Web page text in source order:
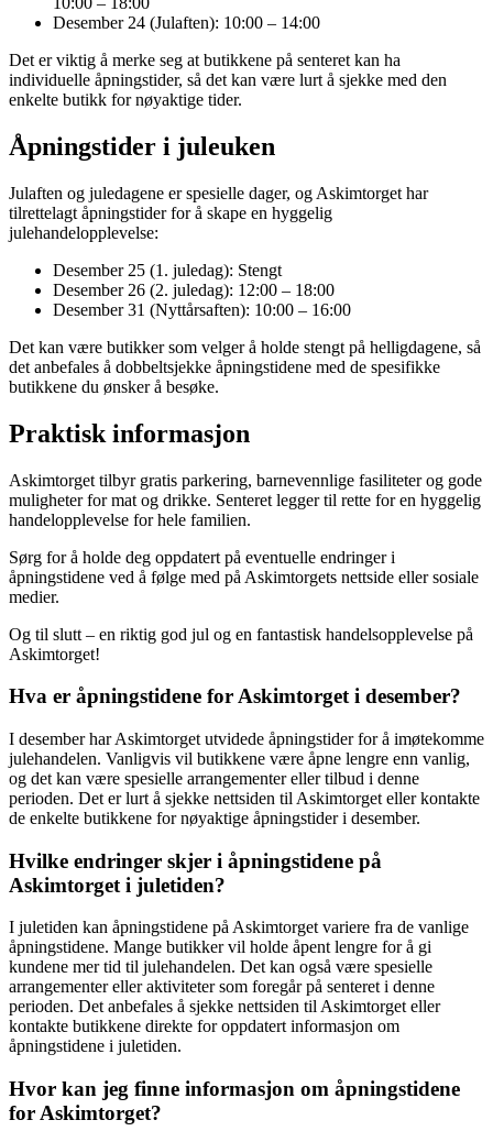
Desember 24 (Julaften): 10:00 – 14:00
Det er viktig å merke seg at butikkene på senteret kan ha
individuelle åpningstider, så det kan være lurt å sjekke med den
enkelte butikk for nøyaktige tider.
Åpningstider i juleuken
Julaften og juledagene er spesielle dager, og Askimtorget har
tilrettelagt åpningstider for å skape en hyggelig
julehandelopplevelse:
Desember 25 (1. juledag): Stengt
Desember 26 (2. juledag): 12:00 – 18:00
Desember 31 (Nyttårsaften): 10:00 – 16:00
Det kan være butikker som velger å holde stengt på helligdagene, så
det anbefales å dobbeltsjekke åpningstidene med de spesifikke
butikkene du ønsker å besøke.
Praktisk informasjon
Askimtorget tilbyr gratis parkering, barnevennlige fasiliteter og gode
muligheter for mat og drikke. Senteret legger til rette for en hyggelig
handelopplevelse for hele familien.
Sørg for å holde deg oppdatert på eventuelle endringer i
åpningstidene ved å følge med på Askimtorgets nettside eller sosiale
medier.
Og til slutt – en riktig god jul og en fantastisk handelsopplevelse på
Askimtorget!
Hva er åpningstidene for Askimtorget i desember?
I desember har Askimtorget utvidede åpningstider for å imøtekomme
julehandelen. Vanligvis vil butikkene være åpne lengre enn vanlig,
og det kan være spesielle arrangementer eller tilbud i denne
perioden. Det er lurt å sjekke nettsiden til Askimtorget eller kontakte
de enkelte butikkene for nøyaktige åpningstider i desember.
Hvilke endringer skjer i åpningstidene på
Askimtorget i juletiden?
I juletiden kan åpningstidene på Askimtorget variere fra de vanlige
åpningstidene. Mange butikker vil holde åpent lengre for å gi
kundene mer tid til julehandelen. Det kan også være spesielle
arrangementer eller aktiviteter som foregår på senteret i denne
perioden. Det anbefales å sjekke nettsiden til Askimtorget eller
kontakte butikkene direkte for oppdatert informasjon om
åpningstidene i juletiden.
Hvor kan jeg finne informasjon om åpningstidene
for Askimtorget?